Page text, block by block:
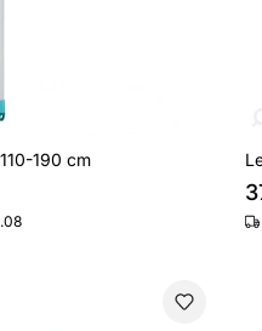
190 cm
M ExtraSoft